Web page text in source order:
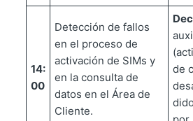
14:
00
Detección de fallos
en el proceso de
activación de SIMs y
en la consulta de
datos en el Área de
Cliente.
de